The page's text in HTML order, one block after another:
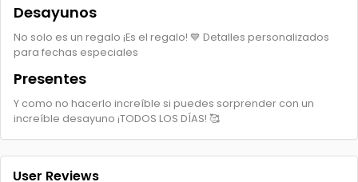
Desayunos
No solo es un regalo ¡Es el regalo! 💙 Detalles personalizados
para fechas especiales
Presentes
Y como no hacerlo increíble si puedes sorprender con un
increíble desayuno ¡TODOS LOS DÍAS! 🥰
User Reviews